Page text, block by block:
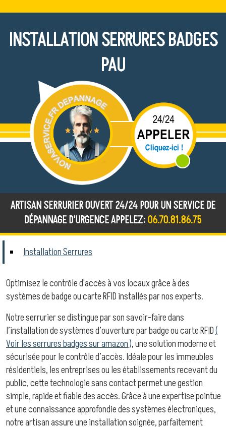
INSTALLATION SERRURES BADGES
PAU
ARTISAN SERRURIER OUVERT 24/24 POUR UN SERVICE DE
DÉPANNAGE D'URGENCE APPELEZ:06.70.81.86.75
Installation Serrures
Optimisez le contrôle d'accès à vos locaux grâce à des
systèmes de badge ou carte RFID installés par nos experts.
Notre serrurier se distingue par son savoir-faire dans
l’installation de systèmes d’ouverture par badge ou carte RFID(
Voir les serrures badges sur amazon ), une solution moderne et
sécurisée pour le contrôle d’accès. Idéale pour les immeubles
résidentiels, les entreprises ou les établissements recevant du
public, cette technologie sans contact permet une gestion
simple, rapide et fiable des accès. Grâce à une expertise pointue
et une connaissance approfondie des systèmes électroniques,
notre artisan assure une installation soignée, parfaitement